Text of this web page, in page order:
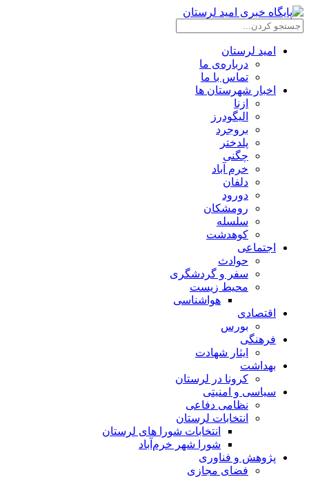
امید لرستان
درباره‌ی ما
تماس با ما
اخبار شهرستان ها
ازنا
الیگودرز
بروجرد
پلدختر
چگنی
خرم آباد
دلفان
دورود
رومشکان
سلسله
کوهدشت
اجتماعی
حوادث
سفر و گردشگری
محیط زیست
هواشناسی
اقتصادی
بورس
فرهنگی
ایثار شهادت
بهداشت
کرونا در لرستان
سیاسی و امنیتی
نظامی دفاعی
انتخابات لرستان
انتخابات شورا های لرستان
شورا شهر خرم‌آباد
پژوهش و فناوری
فضای مجازی